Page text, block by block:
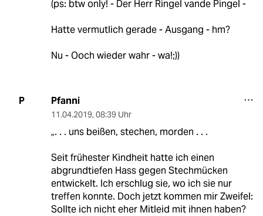
(ps: btw only! - Der Herr Ringel vande Pingel -
Hatte vermutlich gerade - Ausgang - hm?
Nu - Ooch wieder wahr - wa!;))
P Pfanni
11.04.2019, 08:39 Uhr
„. . . uns beißen, stechen, morden . . .
Seit frühester Kindheit hatte ich einen
abgrundtiefen Hass gegen Stechmücken
entwickelt. Ich erschlug sie, wo ich sie nur
treffen konnte. Doch jetzt kommen mir Zweifel:
Sollte ich nicht eher Mitleid mit ihnen haben?